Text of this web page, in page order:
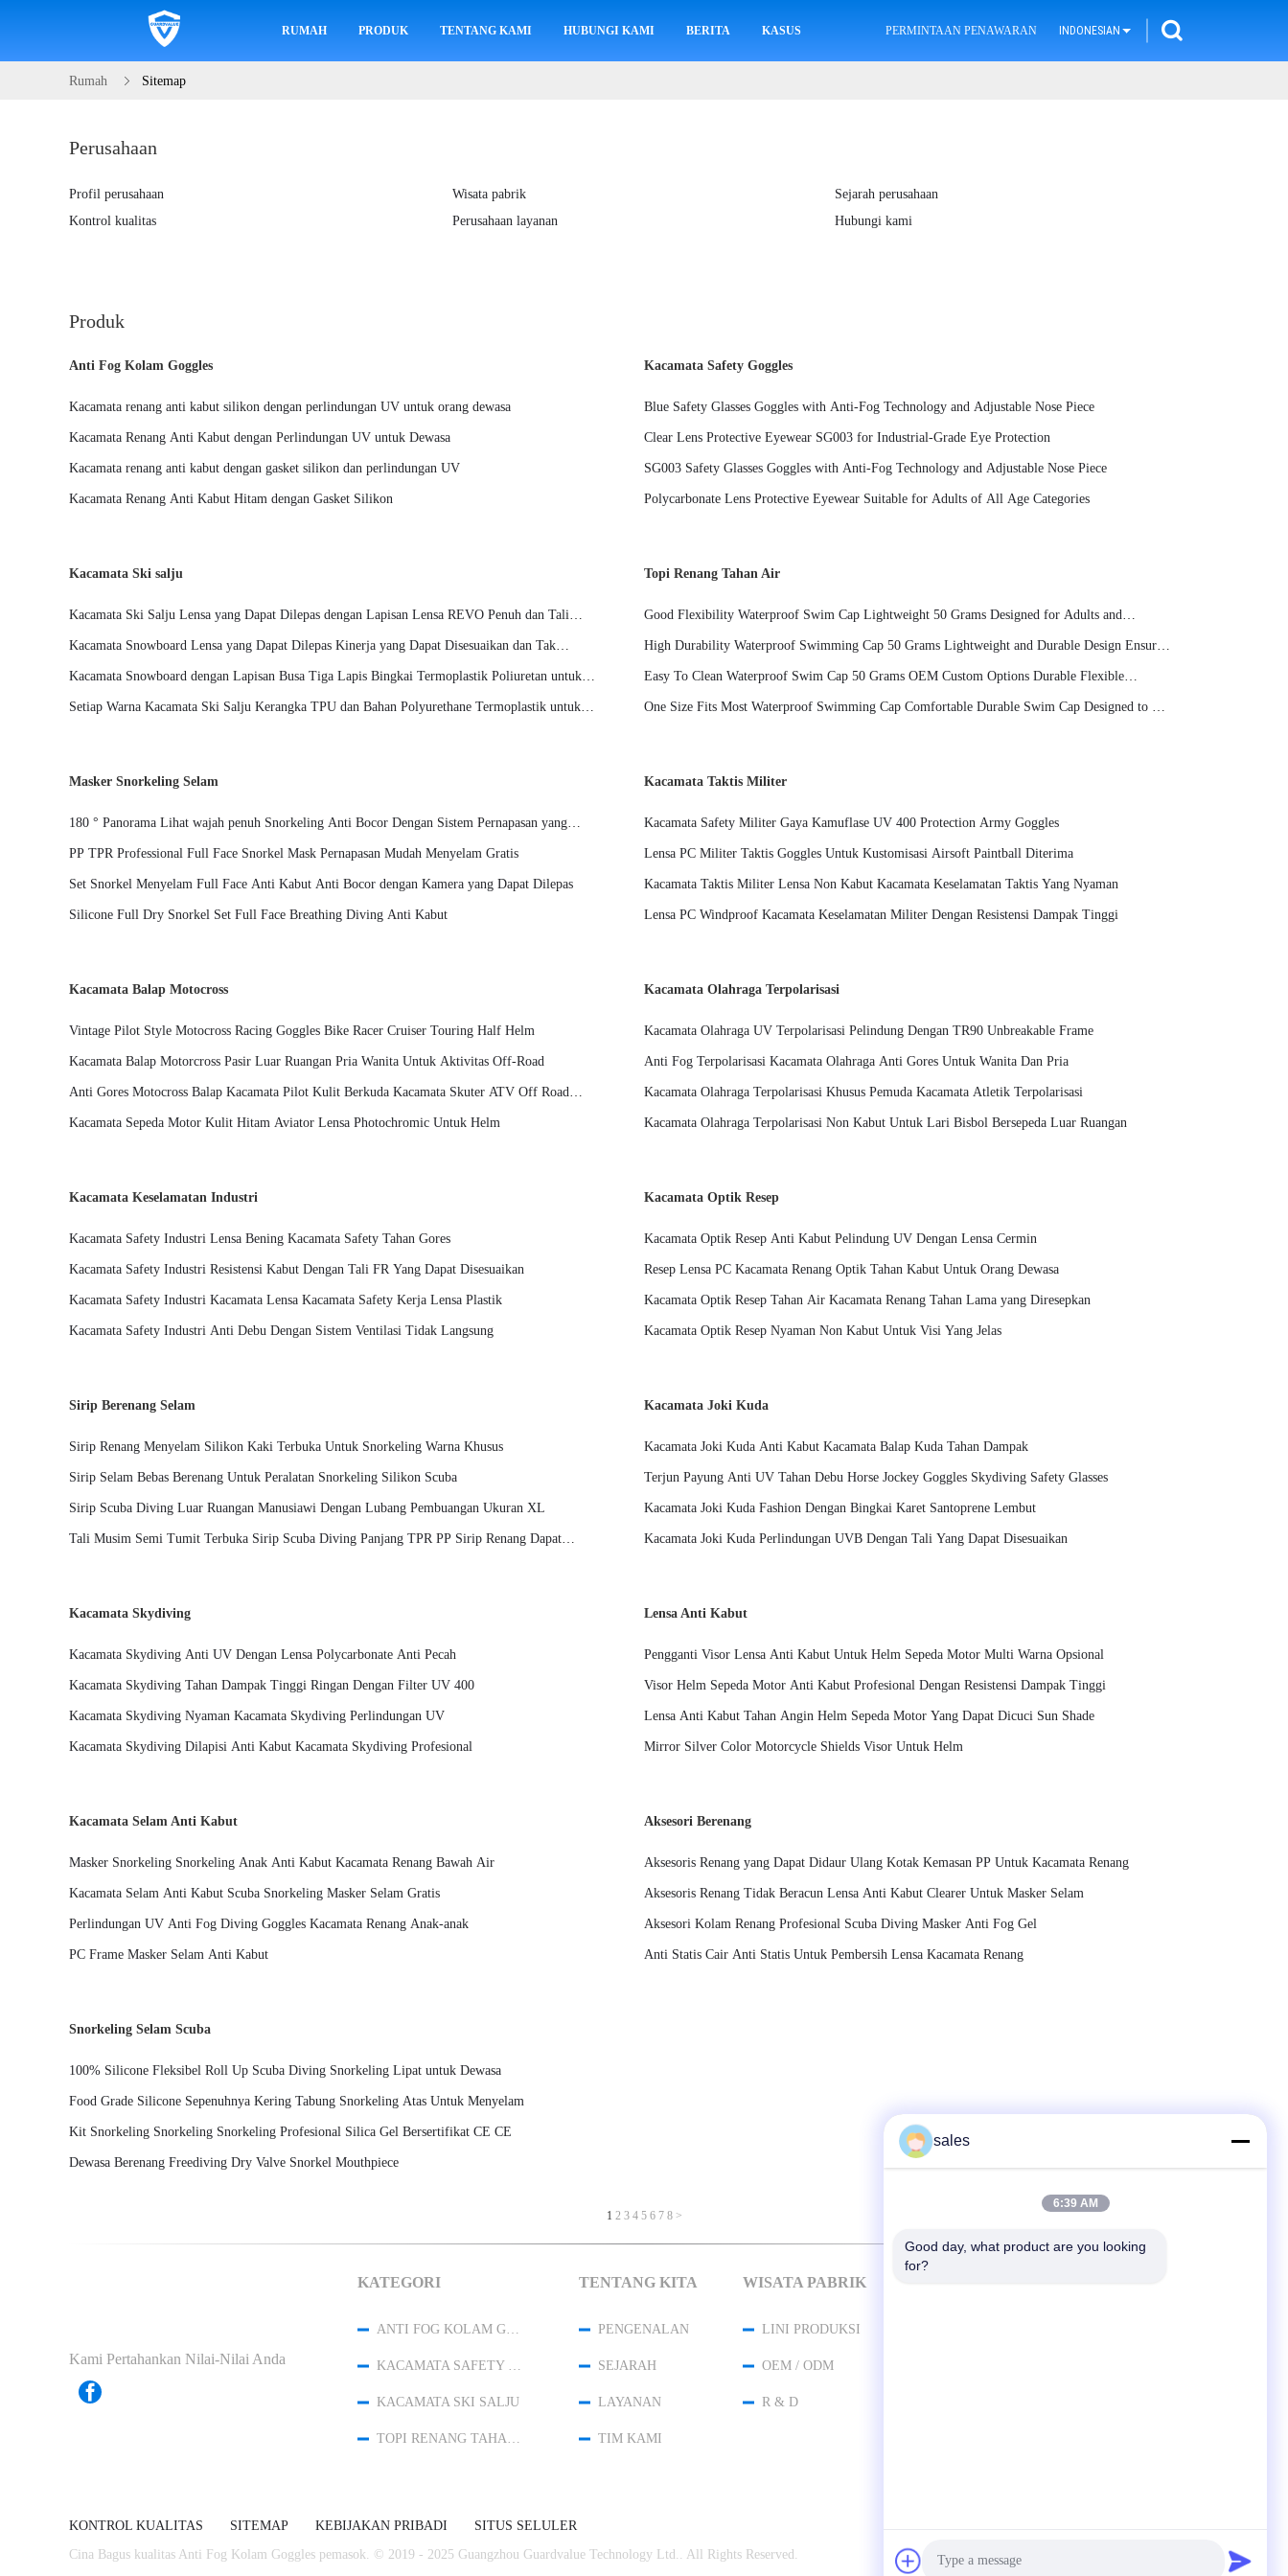
RUMAH PRODUK TENTANG KAMI HUBUNGI KAMI BERITA KASUS PERMINTAAN PENAWARAN INDONESIAN
Rumah Sitemap
Perusahaan
Profil perusahaan Wisata pabrik
Sejarah perusahaan
Kontrol kualitas
Perusahaan layanan Hubungi kami
Produk
Anti Fog Kolam Goggles
Kacamata renang anti kabut silikon dengan perlindungan UV untuk orang dewasa
Kacamata Renang Anti Kabut dengan Perlindungan UV untuk Dewasa
Kacamata renang anti kabut dengan gasket silikon dan perlindungan UV
Kacamata Renang Anti Kabut Hitam dengan Gasket Silikon
Kacamata Safety Goggles
Blue Safety Glasses Goggles with Anti-Fog Technology and Adjustable Nose Piece
Clear Lens Protective Eyewear SG003 for Industrial-Grade Eye Protection
SG003 Safety Glasses Goggles with Anti-Fog Technology and Adjustable Nose Piece
Polycarbonate Lens Protective Eyewear Suitable for Adults of All Age Categories
Kacamata Ski salju
Kacamata Ski Salju Lensa yang Dapat Dilepas dengan Lapisan Lensa REVO Penuh dan Tali
Kacamata Snowboard Lensa yang Dapat Dilepas Kinerja yang Dapat Disesuaikan dan Tak
Kacamata Snowboard dengan Lapisan Busa Tiga Lapis Bingkai Termoplastik Poliuretan untuk
Setiap Warna Kacamata Ski Salju Kerangka TPU dan Bahan Polyurethane Termoplastik untuk
Topi Renang Tahan Air
Good Flexibility Waterproof Swim Cap Lightweight 50 Grams Designed for Adults and
High Durability Waterproof Swimming Cap 50 Grams Lightweight and Durable Design Ensures
Easy To Clean Waterproof Swim Cap 50 Grams OEM Custom Options Durable Flexible
One Size Fits Most Waterproof Swimming Cap Comfortable Durable Swim Cap Designed to Fit
Masker Snorkeling Selam
180 ° Panorama Lihat wajah penuh Snorkeling Anti Bocor Dengan Sistem Pernapasan yang
PP TPR Professional Full Face Snorkel Mask Pernapasan Mudah Menyelam Gratis
Set Snorkel Menyelam Full Face Anti Kabut Anti Bocor dengan Kamera yang Dapat Dilepas
Silicone Full Dry Snorkel Set Full Face Breathing Diving Anti Kabut
Kacamata Taktis Militer
Kacamata Safety Militer Gaya Kamuflase UV 400 Protection Army Goggles
Lensa PC Militer Taktis Goggles Untuk Kustomisasi Airsoft Paintball Diterima
Kacamata Taktis Militer Lensa Non Kabut Kacamata Keselamatan Taktis Yang Nyaman
Lensa PC Windproof Kacamata Keselamatan Militer Dengan Resistensi Dampak Tinggi
Kacamata Balap Motocross
Vintage Pilot Style Motocross Racing Goggles Bike Racer Cruiser Touring Half Helm
Kacamata Balap Motorcross Pasir Luar Ruangan Pria Wanita Untuk Aktivitas Off-Road
Anti Gores Motocross Balap Kacamata Pilot Kulit Berkuda Kacamata Skuter ATV Off Road
Kacamata Sepeda Motor Kulit Hitam Aviator Lensa Photochromic Untuk Helm
Kacamata Olahraga Terpolarisasi
Kacamata Olahraga UV Terpolarisasi Pelindung Dengan TR90 Unbreakable Frame
Anti Fog Terpolarisasi Kacamata Olahraga Anti Gores Untuk Wanita Dan Pria
Kacamata Olahraga Terpolarisasi Khusus Pemuda Kacamata Atletik Terpolarisasi
Kacamata Olahraga Terpolarisasi Non Kabut Untuk Lari Bisbol Bersepeda Luar Ruangan
Kacamata Keselamatan Industri
Kacamata Safety Industri Lensa Bening Kacamata Safety Tahan Gores
Kacamata Safety Industri Resistensi Kabut Dengan Tali FR Yang Dapat Disesuaikan
Kacamata Safety Industri Kacamata Lensa Kacamata Safety Kerja Lensa Plastik
Kacamata Safety Industri Anti Debu Dengan Sistem Ventilasi Tidak Langsung
Kacamata Optik Resep
Kacamata Optik Resep Anti Kabut Pelindung UV Dengan Lensa Cermin
Resep Lensa PC Kacamata Renang Optik Tahan Kabut Untuk Orang Dewasa
Kacamata Optik Resep Tahan Air Kacamata Renang Tahan Lama yang Diresepkan
Kacamata Optik Resep Nyaman Non Kabut Untuk Visi Yang Jelas
Sirip Berenang Selam
Sirip Renang Menyelam Silikon Kaki Terbuka Untuk Snorkeling Warna Khusus
Sirip Selam Bebas Berenang Untuk Peralatan Snorkeling Silikon Scuba
Sirip Scuba Diving Luar Ruangan Manusiawi Dengan Lubang Pembuangan Ukuran XL
Tali Musim Semi Tumit Terbuka Sirip Scuba Diving Panjang TPR PP Sirip Renang Dapat
Kacamata Joki Kuda
Kacamata Joki Kuda Anti Kabut Kacamata Balap Kuda Tahan Dampak
Terjun Payung Anti UV Tahan Debu Horse Jockey Goggles Skydiving Safety Glasses
Kacamata Joki Kuda Fashion Dengan Bingkai Karet Santoprene Lembut
Kacamata Joki Kuda Perlindungan UVB Dengan Tali Yang Dapat Disesuaikan
Kacamata Skydiving
Kacamata Skydiving Anti UV Dengan Lensa Polycarbonate Anti Pecah
Kacamata Skydiving Tahan Dampak Tinggi Ringan Dengan Filter UV 400
Kacamata Skydiving Nyaman Kacamata Skydiving Perlindungan UV
Kacamata Skydiving Dilapisi Anti Kabut Kacamata Skydiving Profesional
Lensa Anti Kabut
Pengganti Visor Lensa Anti Kabut Untuk Helm Sepeda Motor Multi Warna Opsional
Visor Helm Sepeda Motor Anti Kabut Profesional Dengan Resistensi Dampak Tinggi
Lensa Anti Kabut Tahan Angin Helm Sepeda Motor Yang Dapat Dicuci Sun Shade
Mirror Silver Color Motorcycle Shields Visor Untuk Helm
Kacamata Selam Anti Kabut
Masker Snorkeling Snorkeling Anak Anti Kabut Kacamata Renang Bawah Air
Kacamata Selam Anti Kabut Scuba Snorkeling Masker Selam Gratis
Perlindungan UV Anti Fog Diving Goggles Kacamata Renang Anak-anak
PC Frame Masker Selam Anti Kabut
Aksesori Berenang
Aksesoris Renang yang Dapat Didaur Ulang Kotak Kemasan PP Untuk Kacamata Renang
Aksesoris Renang Tidak Beracun Lensa Anti Kabut Clearer Untuk Masker Selam
Aksesori Kolam Renang Profesional Scuba Diving Masker Anti Fog Gel
Anti Statis Cair Anti Statis Untuk Pembersih Lensa Kacamata Renang
Snorkeling Selam Scuba
100% Silicone Fleksibel Roll Up Scuba Diving Snorkeling Lipat untuk Dewasa
Food Grade Silicone Sepenuhnya Kering Tabung Snorkeling Atas Untuk Menyelam
Kit Snorkeling Snorkeling Snorkeling Profesional Silica Gel Bersertifikat CE CE
Dewasa Berenang Freediving Dry Valve Snorkel Mouthpiece
1 2 3 4 5 6 7 8 >
Kami Pertahankan Nilai-Nilai Anda
KATEGORI
ANTI FOG KOLAM GOGGLES
KACAMATA SAFETY GOGGLES
KACAMATA SKI SALJU
TOPI RENANG TAHAN AIR
TENTANG KITA
PENGENALAN
SEJARAH
LAYANAN
TIM KAMI
WISATA PABRIK
LINI PRODUKSI
OEM / ODM
R & D
KONTROL KUALITAS SITEMAP KEBIJAKAN PRIBADI
SITUS SELULER
Cina Bagus kualitas Anti Fog Kolam Goggles pemasok. © 2019 - 2025 Guangzhou Guardvalue Technology Ltd.. All Rights Reserved.
sales
6:39 AM
Good day, what product are you looking
for?